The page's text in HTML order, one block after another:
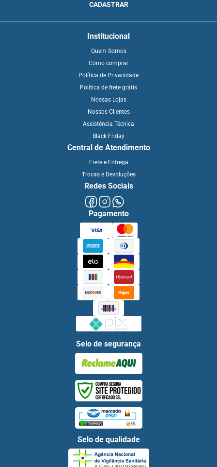
CADASTRAR
Institucional
Quem Somos
Como comprar
Política de Privacidade
Política de frete grátis
Nossas Lojas
Nossos Clientes
Assistência Técnica
Black Friday
Central de Atendimento
Frete e Entrega
Trocas e Devoluções
Redes Sociais
Pagamento
Selo de segurança
Selo de qualidade